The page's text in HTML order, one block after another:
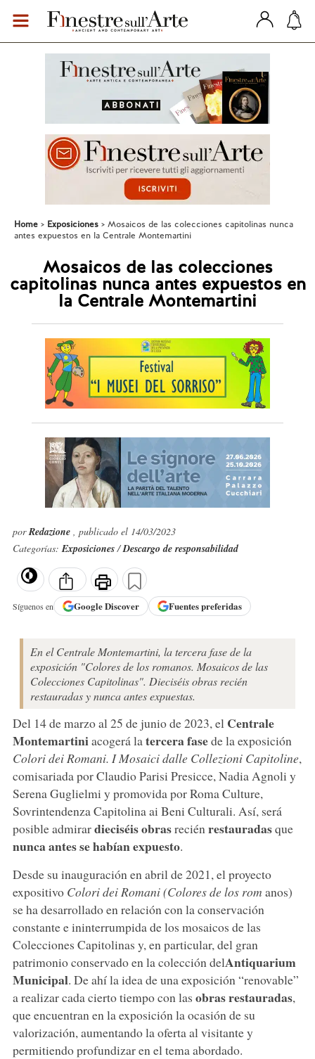
Home Exposiciones
Mosaicos de las colecciones capitolinas nunca
antes expuestos en la Centrale Montemartini
Mosaicos de las colecciones
capitolinas nunca antes expuestos en
la Centrale Montemartini
porRedazione , publicado el 14/03/2023
Categorías:Exposiciones/Descargo de responsabilidad
Síguenos en GoogleDiscover Fuentes preferidas
En el Centrale Montemartini, la tercera fase de la
exposición "Colores de los romanos. Mosaicos de las
Colecciones Capitolinas". Dieciséis obras recién
restauradas y nunca antes expuestas.
Del 14 de marzo al 25 de junio de 2023, el Centrale
Montemartiniacogerá la tercera fasede la exposición
Colori dei Romani. I Mosaici dalle Collezioni Capitoline,
comisariada por Claudio Parisi Presicce, Nadia Agnoli y
Serena Guglielmi y promovida por Roma Culture,
Sovrintendenza Capitolina ai Beni Culturali. Así, será
posible admirardieciséis obrasrecién restauradasque
nunca antes se habían expuesto.
Desde su inauguración en abril de 2021, el proyecto
expositivoColori dei Romani (Colores de los rom anos)
se ha desarrollado en relación con la conservación
constante e ininterrumpida de los mosaicos de las
Colecciones Capitolinas y, en particular, del gran
patrimonio conservado en la colección delAntiquarium
Municipal. De ahí la idea de una exposición “renovable”
a realizar cada cierto tiempo con las obras restauradas,
que encuentran en la exposición la ocasión de su
valorización, aumentando la oferta al visitante y
permitiendo profundizar en el tema abordado.